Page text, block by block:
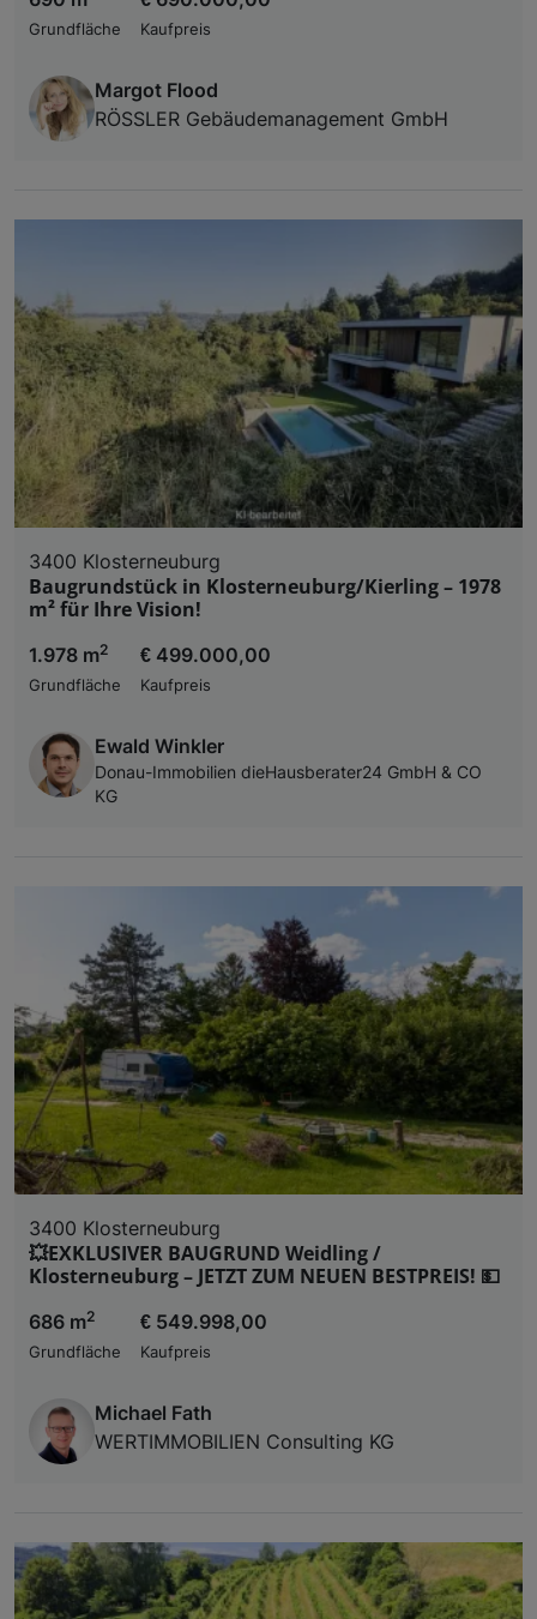
Grundfläche
Kaufpreis
Margot Flood
RÖSSLER Gebäudemanagement GmbH
3400 Klosterneuburg
Baugrundstück in Klosterneuburg/Kierling – 1978
m² für Ihre Vision!
1.978 m2
Grundfläche
€ 499.000,00
Kaufpreis
Ewald Winkler
Donau-Immobilien dieHausberater24 GmbH & CO
KG
3400 Klosterneuburg
💥EXKLUSIVER BAUGRUND Weidling /
Klosterneuburg – JETZT ZUM NEUEN BESTPREIS! 💵
686 m2
Grundfläche
€ 549.998,00
Kaufpreis
Michael Fath
WERTIMMOBILIEN Consulting KG